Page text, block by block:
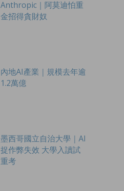
Anthropic｜阿莫迪怕重
金招得貪財奴
內地AI產業｜規模去年逾
1.2萬億
墨西哥國立自治大學｜AI
捉作弊失效 大學入讀試
重考